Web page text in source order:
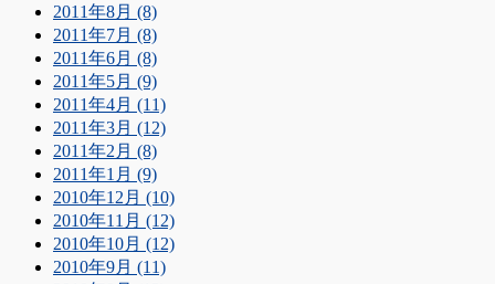
2011年8月 (8)
2011年7月 (8)
2011年6月 (8)
2011年5月 (9)
2011年4月 (11)
2011年3月 (12)
2011年2月 (8)
2011年1月 (9)
2010年12月 (10)
2010年11月 (12)
2010年10月 (12)
2010年9月 (11)